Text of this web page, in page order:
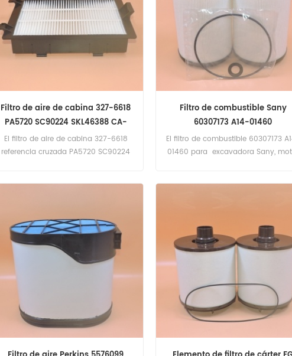
Filtro de aire de cabina 327-6618
PA5720 SC90224 SKL46388 CA-
55170
El filtro de aire de cabina 327-6618
referencia cruzada PA5720 SC90224
Filtro de combustible Sany
60307173 A14-01460
El filtro de combustible 60307173
01460 para excavadora Sany,